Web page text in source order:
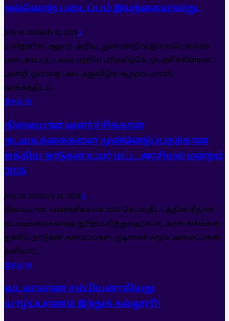
ஒவ்வொரு படைப்பும் இயற்கையானது.
July 31, 2026July 31, 20260
மனிதனின் ஆறாம் அறிவு, நுண்ணறிவு இவையெல்லாம்
படைக்கப்பட்டவை பற்றிய புரிதலிற்கே முயற்சிக்கின்றன.
அன்றி ஒன்றை படைத்துவிடும் ஆற்றல் மானிட
வர்க்கத்திடம்...
இதழ் 98
நிலையான வளர்ச்சிக்கான
நடவடிக்கைகளை முன்னெடுப்பதற்கான
ஐக்கிய நாடுகள் உயர் மட்ட அரசியல் மன்றம்
2026
July 26, 2026July 26, 20260
நிலையான வளர்ச்சிக்கான 2030 செயல்திட்டத்தின் மீதான
நடவடிக்கைகளைத் துரிதப்படுத்துவதற்காக, அரசாங்கங்கள்,
ஐக்கிய நாடுகள் அமைப்புகள், குடிமைச் சமூக அமைப்புகள்,
தனியார்...
இதழ் 98
வடமாகாண சம்பியனாகியது
யாழ்ப்பாணம் இந்துக் கல்லூரி!